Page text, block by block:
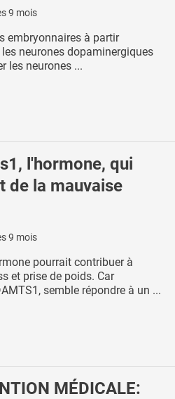
9 mois
embryonnaires à partir
neurones dopaminergiques
les neurones ...
l'hormone, qui
de la mauvaise
9 mois
pourrait contribuer à
et prise de poids. Car
semble répondre à un ...
MÉDICALE: